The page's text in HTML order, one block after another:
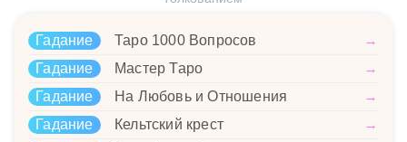
Гадание Таро 1000 Вопросов
→
Гадание
Мастер Таро
→
Гадание
На Любовь и Отношения
→
Гадание
Кельтский крест
→